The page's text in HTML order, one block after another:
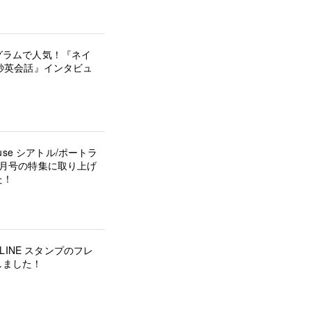
ムで人気！『ネイ
英会話』インタビュ
シアトル/ポートラ
号の特集に取り上げ
スタンプのフレ
した！